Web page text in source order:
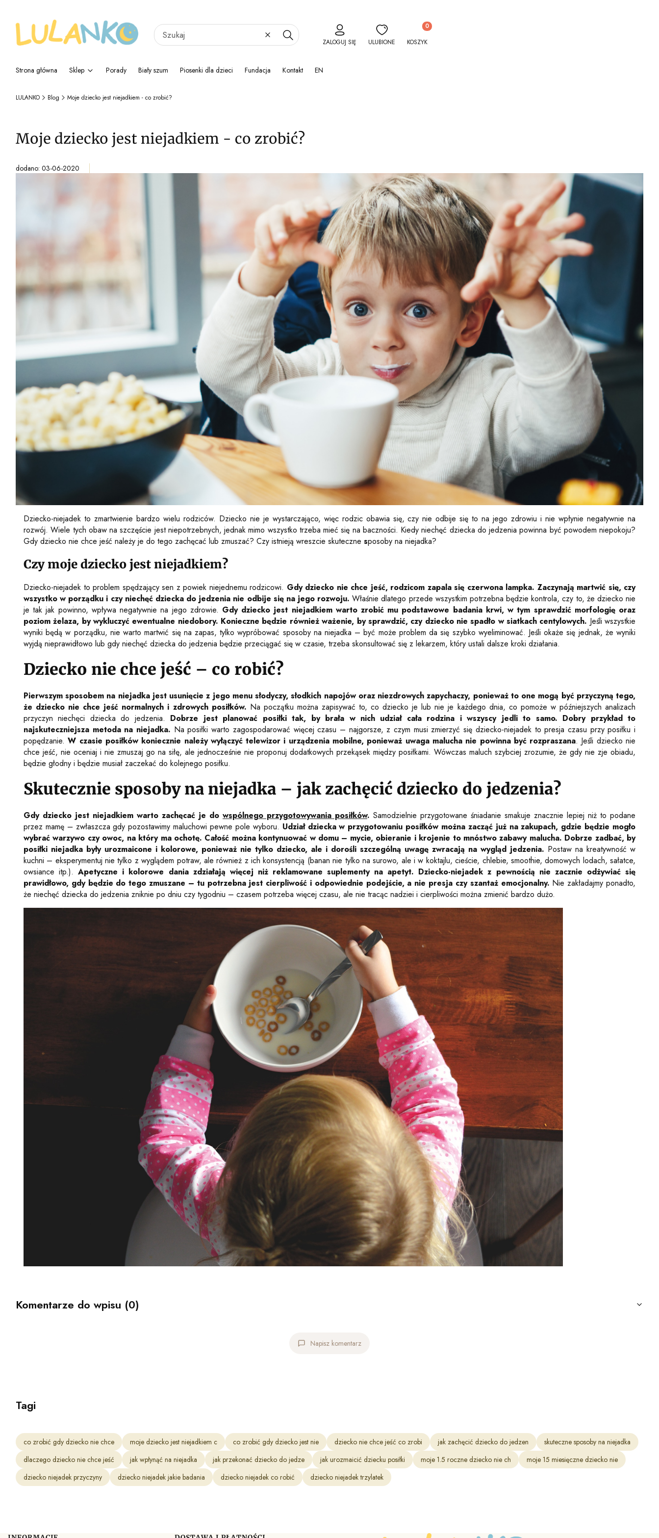
WyczyśćSzukaj ZALOGUJ SIĘ ULUBIONE
Produkty w koszyku: 0. Zobacz szczegóły
KOSZYK
Strona główna Sklep Porady Biały szum Piosenki dla dzieci Fundacja Kontakt EN
LULANKO Blog Moje dziecko jest niejadkiem - co zrobić?
Moje dziecko jest niejadkiem - co zrobić?
dodano: 03-06-2020
Dziecko-niejadek to zmartwienie bardzo wielu rodziców. Dziecko nie je wystarczająco, więc rodzic obawia się, czy nie odbije się to na jego zdrowiu i nie wpłynie negatywnie na
rozwój. Wiele tych obaw na szczęście jest niepotrzebnych, jednak mimo wszystko trzeba mieć się na baczności. Kiedy niechęć dziecka do jedzenia powinna być powodem niepokoju?
Gdy dziecko nie chce jeść należy je do tego zachęcać lub zmuszać? Czy istnieją wreszcie skuteczne sposoby na niejadka?
Czy moje dziecko jest niejadkiem?
Dziecko-niejadek to problem spędzający sen z powiek niejednemu rodzicowi. Gdy dziecko nie chce jeść, rodzicom zapala się czerwona lampka. Zaczynają martwić się, czy
wszystko w porządku i czy niechęć dziecka do jedzenia nie odbije się na jego rozwoju. Właśnie dlatego przede wszystkim potrzebna będzie kontrola, czy to, że dziecko nie
je tak jak powinno, wpływa negatywnie na jego zdrowie. Gdy dziecko jest niejadkiem warto zrobić mu podstawowe badania krwi, w tym sprawdzić morfologię oraz
poziom żelaza, by wykluczyć ewentualne niedobory. Konieczne będzie również ważenie, by sprawdzić, czy dziecko nie spadło w siatkach centylowych. Jeśli wszystkie
wyniki będą w porządku, nie warto martwić się na zapas, tylko wypróbować sposoby na niejadka – być może problem da się szybko wyeliminować. Jeśli okaże się jednak, że wyniki
wyjdą nieprawidłowo lub gdy niechęć dziecka do jedzenia będzie przeciągać się w czasie, trzeba skonsultować się z lekarzem, który ustali dalsze kroki działania.
Dziecko nie chce jeść – co robić?
Pierwszym sposobem na niejadka jest usunięcie z jego menu słodyczy, słodkich napojów oraz niezdrowych zapychaczy, ponieważ to one mogą być przyczyną tego,
że dziecko nie chce jeść normalnych i zdrowych posiłków. Na początku można zapisywać to, co dziecko je lub nie je każdego dnia, co pomoże w późniejszych analizach
przyczyn niechęci dziecka do jedzenia. Dobrze jest planować posiłki tak, by brała w nich udział cała rodzina i wszyscy jedli to samo. Dobry przykład to
najskuteczniejsza metoda na niejadka. Na posiłki warto zagospodarować więcej czasu – najgorsze, z czym musi zmierzyć się dziecko-niejadek to presja czasu przy posiłku i
popędzanie.W czasie posiłków koniecznie należy wyłączyć telewizor i urządzenia mobilne, ponieważ uwaga malucha nie powinna być rozpraszana. Jeśli dziecko nie
chce jeść, nie oceniaj i nie zmuszaj go na siłę, ale jednocześnie nie proponuj dodatkowych przekąsek między posiłkami. Wówczas maluch szybciej zrozumie, że gdy nie zje obiadu,
będzie głodny i będzie musiał zaczekać do kolejnego posiłku.
Skutecznie sposoby na niejadka – jak zachęcić dziecko do jedzenia?
Gdy dziecko jest niejadkiem warto zachęcać je do wspólnego przygotowywania posiłków. Samodzielnie przygotowane śniadanie smakuje znacznie lepiej niż to podane
przez mamę – zwłaszcza gdy pozostawimy maluchowi pewne pole wyboru. Udział dziecka w przygotowaniu posiłków można zacząć już na zakupach, gdzie będzie mogło
wybrać warzywo czy owoc, na który ma ochotę. Całość można kontynuować w domu – mycie, obieranie i krojenie to mnóstwo zabawy malucha. Dobrze zadbać, by
posiłki niejadka były urozmaicone i kolorowe, ponieważ nie tylko dziecko, ale i dorośli szczególną uwagę zwracają na wygląd jedzenia. Postaw na kreatywność w
kuchni – eksperymentuj nie tylko z wyglądem potraw, ale również z ich konsystencją (banan nie tylko na surowo, ale i w koktajlu, cieście, chlebie, smoothie, domowych lodach, sałatce,
owsiance itp.).Apetyczne i kolorowe dania zdziałają więcej niż reklamowane suplementy na apetyt. Dziecko-niejadek z pewnością nie zacznie odżywiać się
prawidłowo, gdy będzie do tego zmuszane – tu potrzebna jest cierpliwość i odpowiednie podejście, a nie presja czy szantaż emocjonalny. Nie zakładajmy ponadto,
że niechęć dziecka do jedzenia zniknie po dniu czy tygodniu – czasem potrzeba więcej czasu, ale nie tracąc nadziei i cierpliwości można zmienić bardzo dużo.
Komentarze do wpisu (0)
Napisz komentarz
Tagi
co zrobić gdy dziecko nie chce moje dziecko jest niejadkiem c co zrobić gdy dziecko jest nie dziecko nie chce jeść co zrobi jak zachęcić dziecko do jedzen
skuteczne sposoby na niejadka
dlaczego dziecko nie chce jeść
jak wpłynąć na niejadka jak przekonać dziecko do jedze jak urozmaicić dziecku posiłki moje 1.5 roczne dziecko nie ch
moje 15 miesięczne dziecko nie
dziecko niejadek przyczyny
dziecko niejadek jakie badania dziecko niejadek co robić dziecko niejadek trzylatek